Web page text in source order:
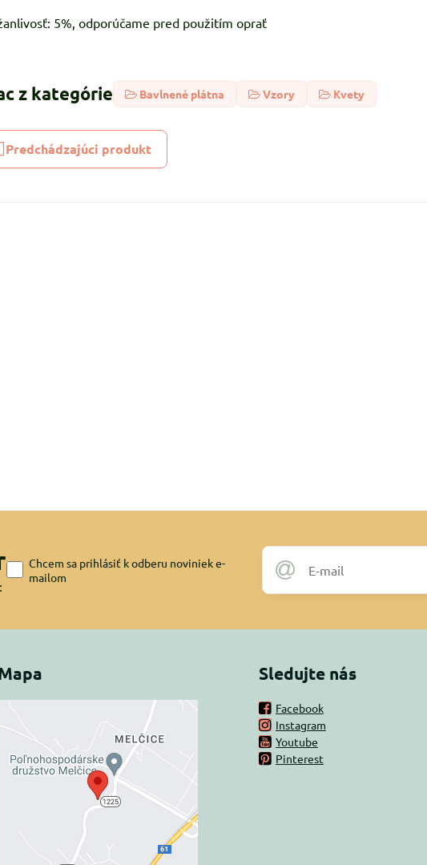
5%, odporúčame pred použitím oprať
z kategórie Bavlnené plátna Vzory Kvety
Predchádzajúci produkt
Chcem sa prihlásiť k odberu noviniek e-
mailom
Externý obsah je
blokovaný Voľbami
súkromia
Prajete si načítať externý obsah?
Povoliť tentokrát
Sledujte nás
Facebook
Instagram
Youtube
Pinterest